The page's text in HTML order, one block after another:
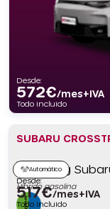
Desde:
572€/mes+IVA
Todo incluido
SUBARU
Automático
Híbrido gasolina
Desde:
517€/mes+IVA
Todo incluido